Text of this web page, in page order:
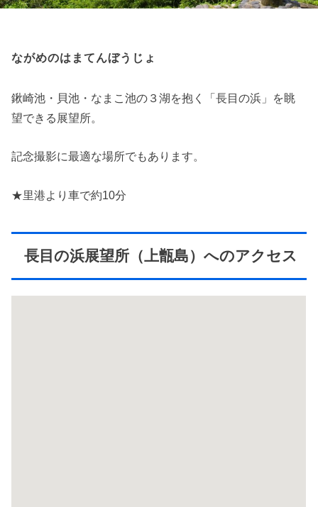
ながめのはまてんぼうじょ
鍬崎池・貝池・なまこ池の３湖を抱く「長目の浜」を眺
望できる展望所。
記念撮影に最適な場所でもあります。
★里港より車で約10分
長目の浜展望所（上甑島）へのアクセス